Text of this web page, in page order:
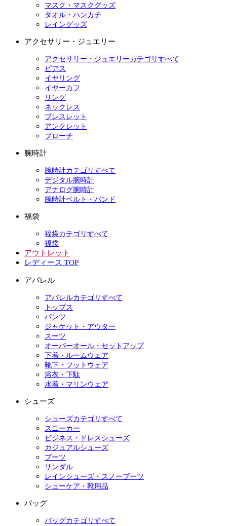
マスク・マスクグッズ
タオル・ハンカチ
レイングッズ
アクセサリー・ジュエリー
アクセサリー・ジュエリーカテゴリすべて
ピアス
イヤリング
イヤーカフ
リング
ネックレス
ブレスレット
アンクレット
ブローチ
腕時計
腕時計カテゴリすべて
デジタル腕時計
アナログ腕時計
腕時計ベルト・バンド
福袋
福袋カテゴリすべて
福袋
アウトレット
レディース TOP
アパレル
アパレルカテゴリすべて
トップス
パンツ
ジャケット・アウター
スーツ
オーバーオール・セットアップ
下着・ルームウェア
靴下・フットウェア
浴衣・下駄
水着・マリンウェア
シューズ
シューズカテゴリすべて
スニーカー
ビジネス・ドレスシューズ
カジュアルシューズ
ブーツ
サンダル
レインシューズ・スノーブーツ
シューケア・靴用品
バッグ
バッグカテゴリすべて